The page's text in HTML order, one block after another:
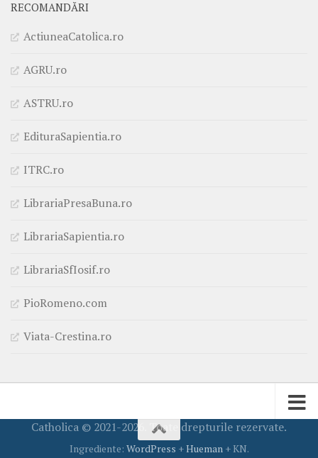
RECOMANDĂRI
ActiuneaCatolica.ro
AGRU.ro
ASTRU.ro
EdituraSapientia.ro
ITRC.ro
LibrariaPresaBuna.ro
LibrariaSapientia.ro
LibrariaSfIosif.ro
PioRomeno.com
Viata-Crestina.ro
Catholica © 2021-2026. Toate drepturile rezervate.
Ingrediente: WordPress +Hueman+ KN.